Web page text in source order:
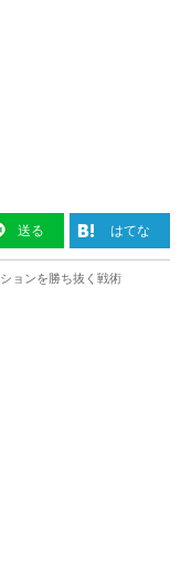
送る はてな
ョンを勝ち抜く戦術